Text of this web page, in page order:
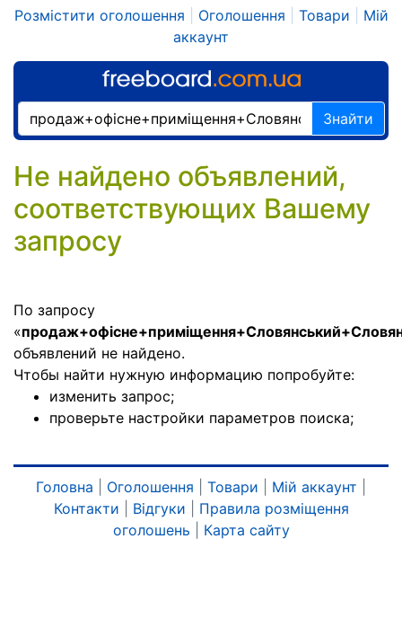
Розмістити оголошення Оголошення Товари
Мій
аккаунт
Знайти
Не найдено объявлений,
соответствующих Вашему
запросу
По запросу
«
объявлений не найдено.
Чтобы найти нужную информацию попробуйте:
изменить запрос;
проверьте настройки параметров поиска;
Головна Оголошення Товари Мій аккаунт
Контакти
Відгуки
Правила розміщення
оголошень
Карта сайту